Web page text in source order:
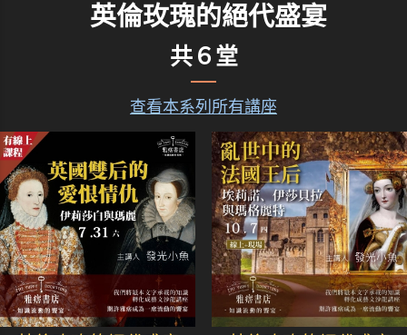
英倫玫瑰的絕代盛宴
共６堂
查看本系列所有講座